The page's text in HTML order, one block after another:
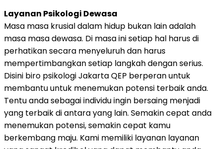
Layanan Psikologi Dewasa
Masa masa krusial dalam hidup bukan lain adalah
masa masa dewasa. Di masa ini setiap hal harus di
perhatikan secara menyeluruh dan harus
mempertimbangkan setiap langkah dengan serius.
Disini biro psikologi Jakarta QEP berperan untuk
membantu untuk menemukan potensi terbaik anda.
Tentu anda sebagai individu ingin bersaing menjadi
yang terbaik di antara yang lain. Semakin cepat anda
menemukan potensi, semakin cepat kamu
berkembang maju. Kami memiliki layanan layanan